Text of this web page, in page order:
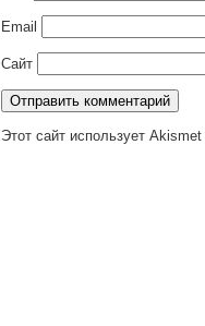
Email
Сайт
Этот сайт использует